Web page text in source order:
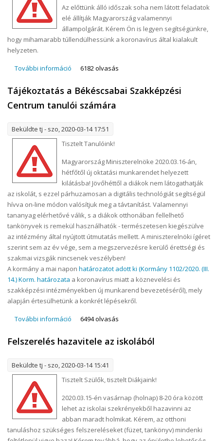
Az előttünk álló időszak soha nem látott feladatok
elé állítják Magyarország valamennyi
állampolgárát. Kérem Ön is legyen segítségünkre,
hogy mihamarabb túllendülhessünk a koronavírus által kialakult
helyzeten.
További információ Kollégáink részére! tartalommal kapcsolatosan
6182 olvasás
Tájékoztatás a Békéscsabai Szakképzési
Centrum tanulói számára
Beküldte tj - szo, 2020-03-14 17:51
Tisztelt Tanulóink!
Magyarország Miniszterelnöke 2020.03.16-án,
hétfőtől új oktatási munkarendet helyezett
kilátásba! Jövőhéttől a diákok nem látogathatják
az iskolát, s ezzel párhuzamosan a digitális technológiát segítségül
hívva on-line módon valósítjuk meg a távtanítást. Valamennyi
tananyag elérhetővé válik, s a diákok otthonában fellelhető
tankönyvek is remekül használhatók - természetesen kiegészülve
az intézmény által nyújtott útmutatás mellett. A miniszterelnöki ígéret
szerint sem az év vége, sem a megszervezésre kerülő érettségi és
szakmai vizsgák nincsenek veszélyben!
A kormány a mai napon határozatot adott ki (Kormány 1102/2020. (III.
14.) Korm. határozata a koronavírus miatt a köznevelési és
szakképzési intézményekben új munkarend bevezetéséről), mely
alapján értesülhetünk a konkrét lépésekről.
További információ Tájékoztatás a Békéscsabai Szakképzési
kapcsolatosan
6494 olvasás
Felszerelés hazavitele az iskolából
Beküldte tj - szo, 2020-03-14 15:41
Tisztelt Szülők, tisztelt Diákjaink!
2020.03.15-én vasárnap (holnap) 8-20 óra között
lehet az iskolai szekrényekből hazavinni az
abban maradt holmikat. Kérem, az otthoni
tanuláshoz szükséges felszereléseket (füzet, tankönyv) mindenki